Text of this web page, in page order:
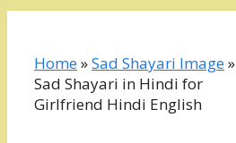
Home»Sad Shayari Image»
Sad Shayari in Hindi for
Girlfriend Hindi English